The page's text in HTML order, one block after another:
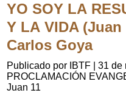
YO SOY LA
Y LA VIDA
Carlos Goya
Publicado por IBTF
31 de
PROCLAMACIÓN
Juan 11